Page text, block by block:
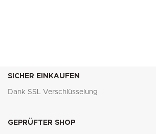
SICHER EINKAUFEN
Dank SSL Verschlüsselung
GEPRÜFTER SHOP